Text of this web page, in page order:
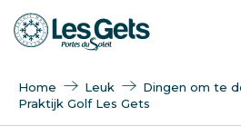
Aller
au
Home Leuk
Dingen om te
Praktijk Golf Les Gets